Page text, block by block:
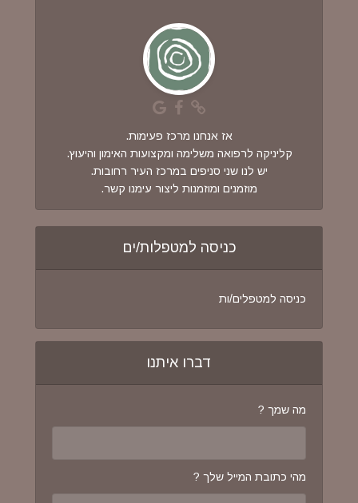
אז אנחנו מרכז פעימות.
קליניקה לרפואה משלימה ומקצועות האימון והיעוץ.
יש לנו שני סניפים במרכז העיר רחובות.
מוזמנים ומוזמנות ליצור עימנו קשר.
כניסה למטפלות/ים
כניסה למטפלים/ות
דברו איתנו
מה שמך ?
מהי כתובת המייל שלך ?